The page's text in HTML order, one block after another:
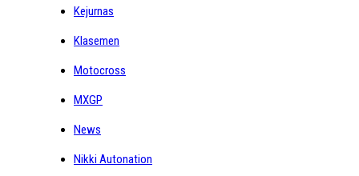
Kejurnas
Klasemen
Motocross
MXGP
News
Nikki Autonation